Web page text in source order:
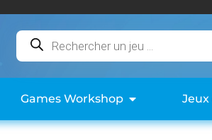
Games Workshop Jeux